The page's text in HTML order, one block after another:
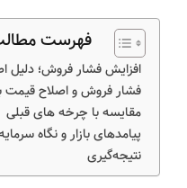
فهرست
افزایش فشار فروش؛ دلیل
فشار فروش و اصلاح قیمت
مقایسه با چرخه‌ های قبلی
پیامدهای بازار و نگاه
نتیجه‌گیری